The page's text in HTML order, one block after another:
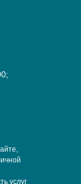
услуг